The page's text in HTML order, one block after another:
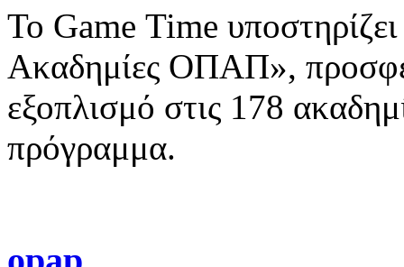
Το Game Time
Ακαδημίες ΟΠΑΠ»,
εξοπλισμό στις 178
πρόγραμμα.